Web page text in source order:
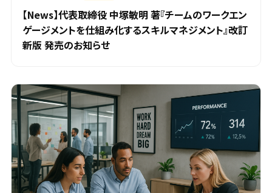
【News】代表取締役 中塚敏明 著『チームのワークエン
ゲージメントを仕組み化するスキルマネジメント』改訂
新版 発売のお知らせ